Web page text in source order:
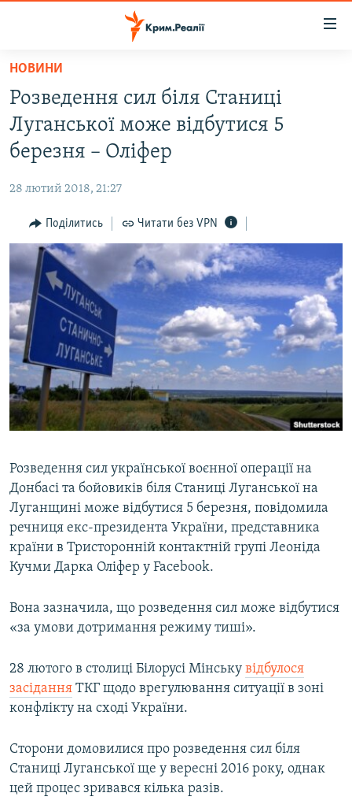
Перейти
основного
матеріалу
Перейти
до
основної
Перейти
до
пошуку
ВОДА.КРИМ
ВІДЕО ТА ФОТО
БЛОГИ
ПОГЛЯД
ІНТЕРВ'Ю
ВСЕ ЗА ДЕНЬ
СПЕЦПРОЕКТИ
ДЕПОРТАЦІЯ
ВІДЕОУРОКИ «ELIFBE»
СВІДЧЕННЯ ОКУПАЦІЇ
УКРАЇНСЬКА ПРОБЛЕМА КРИМУ
ЯК ОБІЙТИ БЛОКУВАННЯ
Русский
Qırımtatar
Усі сайти RFE/RL
НОВИНИ
Розведення сил біля Станиці
Луганської може відбутися 5
березня – Оліфер
28 лютий 2018, 21:27
Поділитись Читати без VPN
Розведення сил української воєнної операції на
Донбасі та бойовиків біля Станиці Луганської на
Луганщині може відбутися 5 березня, повідомила
речниця екс-президента України, представника
країни в Тристоронній контактній групі Леоніда
Кучми Дарка Оліфер у Facebook.
Вона зазначила, що розведення сил може відбутися
«за умови дотримання режиму тиші».
28 лютого в столиці Білорусі Мінську відбулося
засідання ТКГ щодо врегулювання ситуації в зоні
конфлікту на сході України.
Сторони домовилися про розведення сил біля
Станиці Луганської ще у вересні 2016 року, однак
цей процес зривався кілька разів.